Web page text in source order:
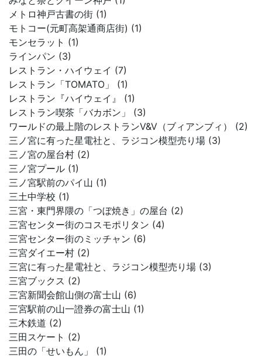
メトロ神戸古書の街 (1)
モトコー(元町高架通商店街) (1)
モンセラット (1)
ラインパン (3)
レストラン・ハイウェイ (7)
レストラン「TOMATO」 (1)
レストラン『ハイウェイ』 (1)
レストラン喫茶「バカボン」 (3)
ワールドの最上階のレストランV&V（ブィアンブィ） (2)
三ノ宮に有った星電社と、ラジコン模型売り場 (3)
三ノ宮の屋台村 (2)
三ノ宮プール (1)
三ノ宮駅前のパイ山 (1)
三土中学校 (1)
三宮・東門界隈の「つぼ焼き」の屋台 (2)
三宮センター街のコスモポリタン (4)
三宮センター街のミッチャン (6)
三宮ダイエー村 (2)
三宮に有った星電社と、ラジコン模型売り場 (3)
三宮ブックス (2)
三宮新聞会館山側の富士山 (6)
三宮駅前の山一證券の富士山 (1)
三木鉄道 (2)
三田スケート (2)
三田の「せいもん」 (1)